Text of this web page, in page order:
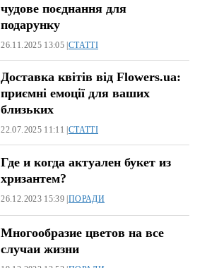
чудове поєднання для
подарунку
26.11.2025 13:05 |СТАТТІ
Доставка квітів від Flowers.ua:
приємні емоції для ваших
близьких
22.07.2025 11:11 |СТАТТІ
Где и когда актуален букет из
хризантем?
26.12.2023 15:39 | ПОРАДИ
Многообразие цветов на все
случаи жизни